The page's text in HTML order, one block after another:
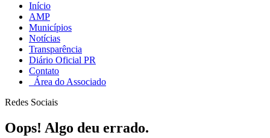
Início
AMP
Municípios
Notícias
Transparência
Diário Oficial PR
Contato
Área do Associado
Redes Sociais
Oops! Algo deu errado.